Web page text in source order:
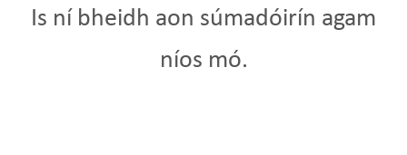
Is ní bheidh aon súmadóirín agam
níos mó.